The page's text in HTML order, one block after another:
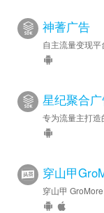
神蓍广告
自主流量变现平
星纪聚合
专为流量主打造
穿山甲
穿山甲